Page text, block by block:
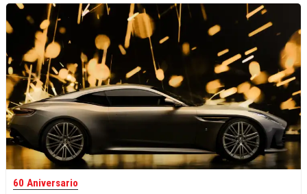
60 Aniversario